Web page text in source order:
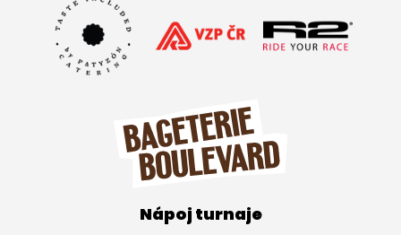
Nápoj turnaje